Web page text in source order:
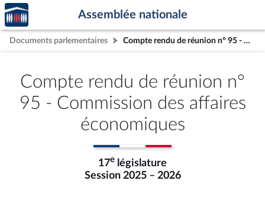
Aller au contenu
Aller en bas de la page
Accèder
à la
page
d'accueil
Assemblée nationale
Documents parlementaires Compte rendu de réunion n° 95 - Commission des affaires économiques
Compte rendu de réunion n°
95 - Commission des affaires
économiques
17e législature
Session 2025 – 2026